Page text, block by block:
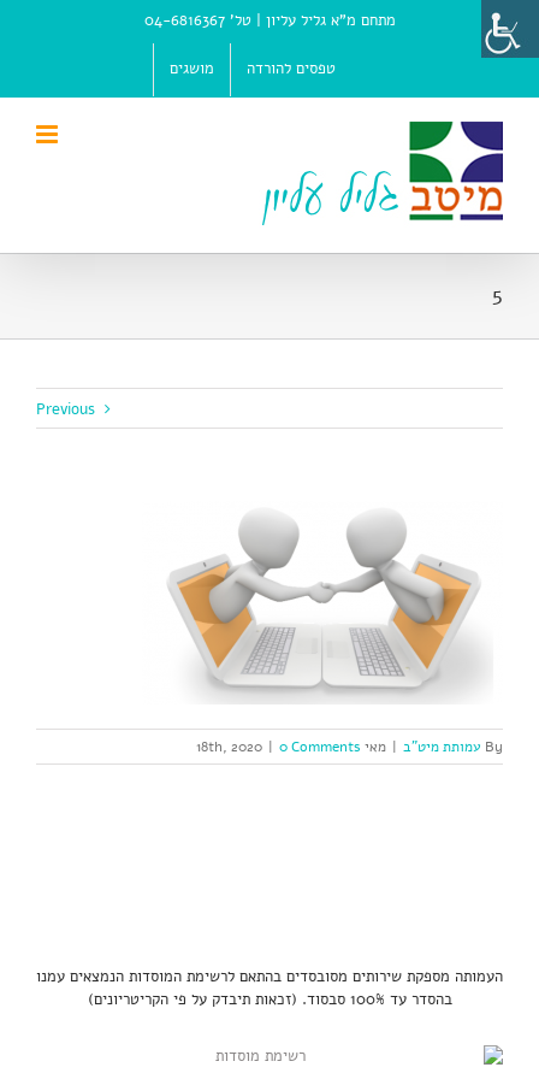
content
מתחם מ"א גליל עליון |טל' 04-6816367
טפסים להורדה מושגים
5
Previous
By עמותת מיט"ב | מאי 18th, 2020 | 0 Comments
העמותה מספקת שירותים מסובסדים בהתאם לרשימת המוסדות הנמצאים עמנו
בהסדר עד 100% סבסוד. (זכאות תיבדק על פי הקריטריונים)